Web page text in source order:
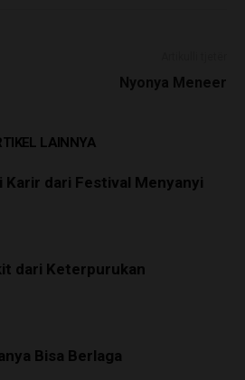
Nyonya Meneer
LAINNYA
Karir dari Festival Menyanyi
dari Keterpurukan
Bisa Berlaga